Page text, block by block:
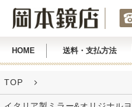
HOME 送料・支払方法
TOP